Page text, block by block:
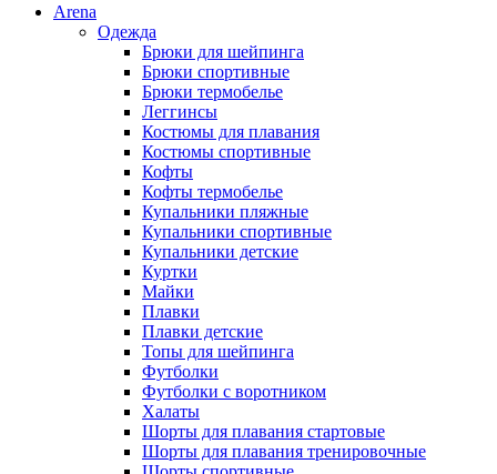
Arena
Одежда
Брюки для шейпинга
Брюки спортивные
Брюки термобелье
Леггинсы
Костюмы для плавания
Костюмы спортивные
Кофты
Кофты термобелье
Купальники пляжные
Купальники спортивные
Купальники детские
Куртки
Майки
Плавки
Плавки детские
Топы для шейпинга
Футболки
Футболки с воротником
Халаты
Шорты для плавания стартовые
Шорты для плавания тренировочные